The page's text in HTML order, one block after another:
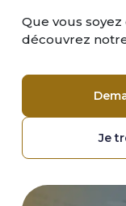
Que vous
découvrez
Je
Image